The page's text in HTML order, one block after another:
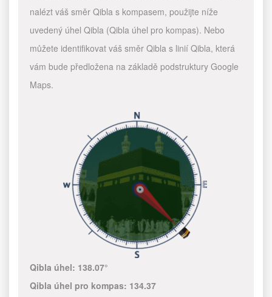
nalézt váš směr Qibla s kompasem, použijte níže
uvedený úhel Qibla (Qibla úhel pro kompas). Nebo
můžete identifikovat váš směr Qibla s linií Qibla, která
vám bude předložena na základě podstruktury Google
Maps.
Qibla úhel: 138.07°
Qibla úhel pro kompas: 134.37